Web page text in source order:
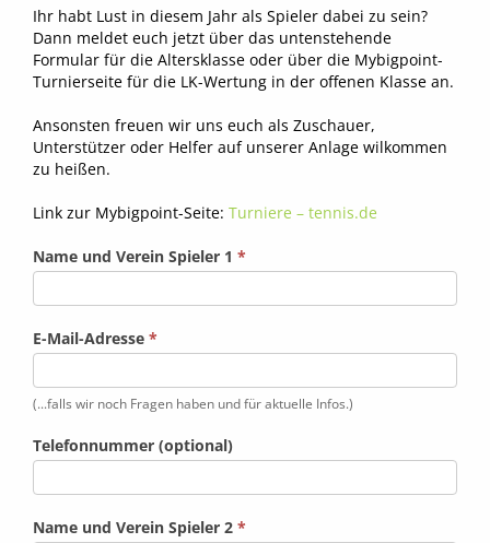
Ihr habt Lust in diesem Jahr als Spieler dabei zu sein?
Dann meldet euch jetzt über das untenstehende
Formular für die Altersklasse oder über die Mybigpoint-
Turnierseite für die LK-Wertung in der offenen Klasse an.
Ansonsten freuen wir uns euch als Zuschauer,
Unterstützer oder Helfer auf unserer Anlage wilkommen
zu heißen.
Link zur Mybigpoint-Seite: Turniere – tennis.de
Name und Verein Spieler 1 *
E-Mail-Adresse *
(...falls wir noch Fragen haben und für aktuelle Infos.)
Telefonnummer (optional)
Name und Verein Spieler 2 *